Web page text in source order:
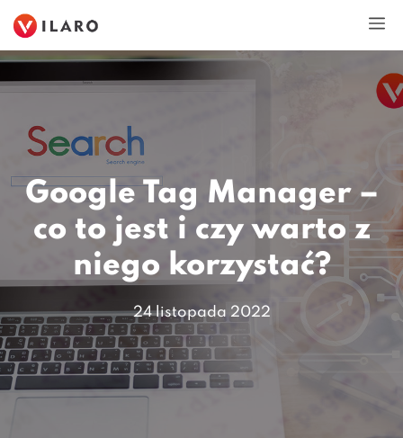
do
treści
Google Tag Manager –
co to jest i czy warto z
niego korzystać?
24 listopada 2022